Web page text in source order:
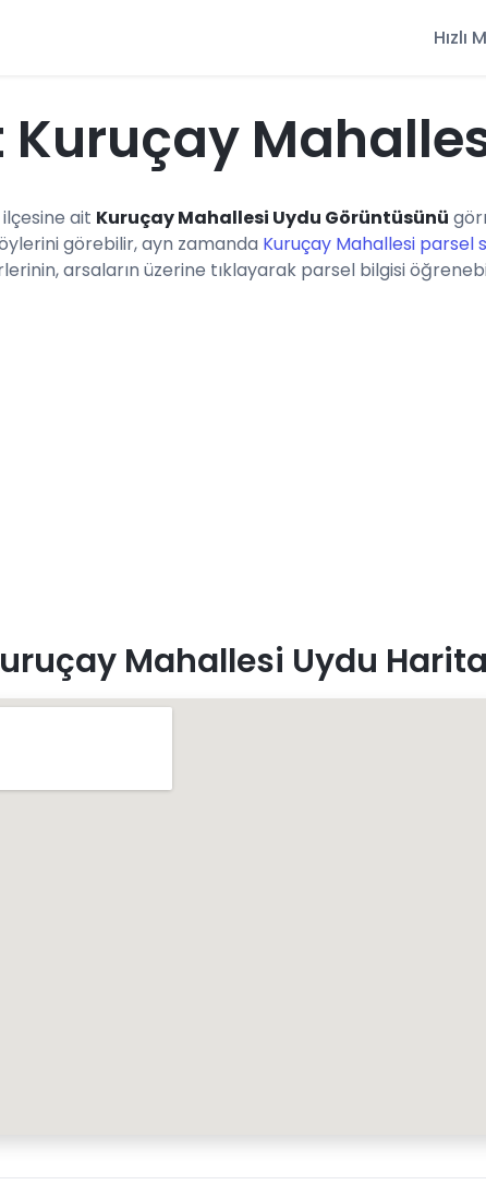
Hızlı
Kuruçay
ait Kuruçay Mahallesi Uydu Görüntüsünü
görebilir, ayn zamanda Kuruçay Mahallesi parsel
arsaların üzerine tıklayarak parsel bilgisi
Mahallesi Uydu